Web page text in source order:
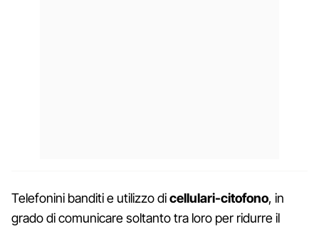
Telefonini banditi e utilizzo dicellulari-citofono, in
grado di comunicare soltanto tra loro per ridurre il